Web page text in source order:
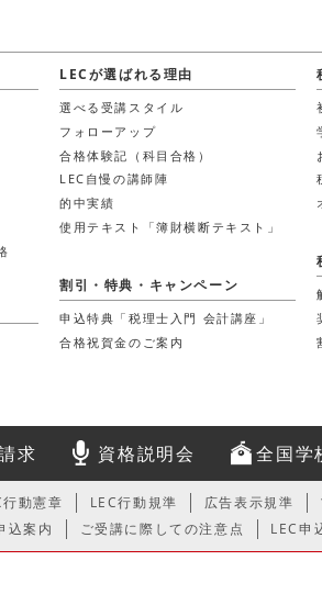
LECが選ばれる理由
選べる受講スタイル
フォローアップ
合格体験記（科目合格）
LEC自慢の講師陣
的中実績
使用テキスト「簿財横断テキスト」
割引・特典・キャンペーン
申込特典「税理士入門 会計講座」
合格祝賀金のご案内
求 資格説明会 全国学
行動憲章 LEC行動規準 広告表示規準
込案内 ご受講に際しての注意点 LEC申